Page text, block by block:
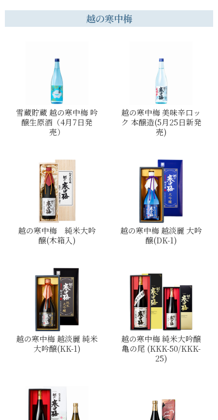
越の寒中梅
雪蔵貯蔵 越の寒中梅 吟
醸生原酒（4月7日発
売）
越の寒中梅 美味辛口ッ
ク 本醸造(5月25日新発
売)
越の寒中梅 純米大吟
醸(木箱入)
越の寒中梅 越淡麗 大吟
醸(DK-1)
越の寒中梅 越淡麗 純米
大吟醸(KK-1)
越の寒中梅 純米大吟醸
亀の尾 (KKK-50/KKK-
25)